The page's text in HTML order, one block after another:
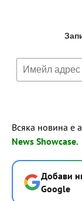
Всяка новина е
News Showcase.
Добави
Google